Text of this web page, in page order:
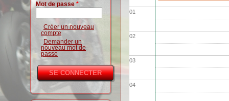
Mot de passe *
Créer un nouveau
compte
Demander un
nouveau mot de
passe
01
02
03
04